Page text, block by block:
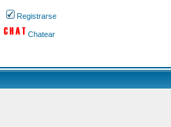
Registrarse
Chatear